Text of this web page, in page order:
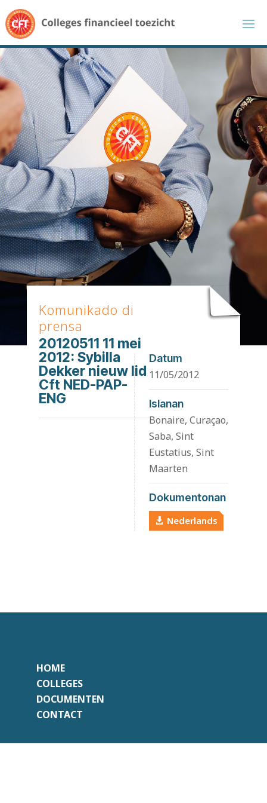
Komunikado di
prensa
20120511 11 mei
2012: Sybilla
Dekker nieuw lid
Cft NED-PAP-
ENG
Datum
11/05/2012
Islanan
Bonaire, Curaçao,
Saba, Sint
Eustatius, Sint
Maarten
Dokumentonan
Nederlands
HOME
COLLEGES
DOCUMENTEN
CONTACT